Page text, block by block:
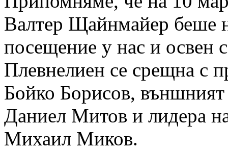
Валтер Щайнмайер беше
посещение у нас и освен
Плевнелиен се срещна с
Бойко Борисов,
Даниел Митов и лидера
Михаил Миков.